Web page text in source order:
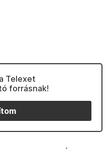
Telexet
forrásnak!